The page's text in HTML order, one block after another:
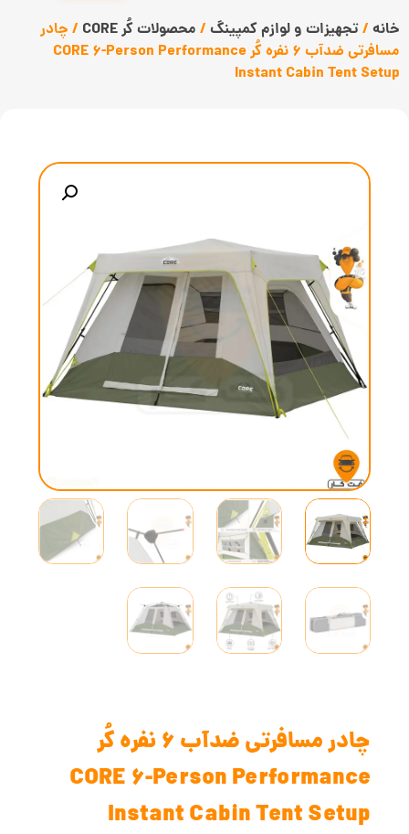
خانه /تجهیزات و لوازم کمپینگ / محصولات کُر CORE
/ چادر
مسافرتی ضدآب 6 نفره کُر CORE 6-Person Performance
Instant Cabin Tent Setup
چادر مسافرتی ضدآب 6 نفره کُر
CORE 6-Person Performance
Instant Cabin Tent Setup